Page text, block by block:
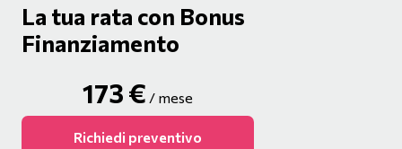
La tua rata con Bonus
Finanziamento
173 € / mese
Richiedi preventivo